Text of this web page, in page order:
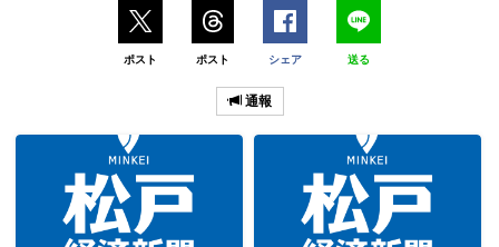
ポスト ポスト シェア 送る
通報